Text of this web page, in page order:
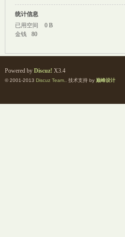
统计信息
已用空间
0 B
金钱
80
Powered by Discuz! X3.4
© 2001-2013 Discuz Team. . 技术支持 by 巅峰设计